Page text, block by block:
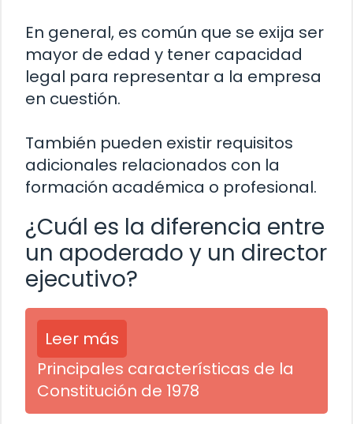
En general, es común que se exija ser
mayor de edad y tener capacidad
legal para representar a la empresa
en cuestión.
También pueden existir requisitos
adicionales relacionados con la
formación académica o profesional.
¿Cuál es la diferencia entre
un apoderado y un director
ejecutivo?
Leer más
Principales características de la
Constitución de 1978